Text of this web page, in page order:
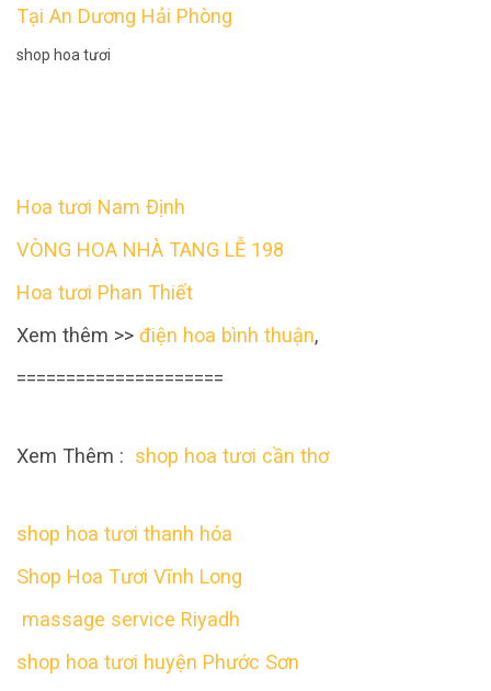
Tại An Dương Hải Phòng
shop hoa tươi
Hoa tươi Nam Định
VÒNG HOA NHÀ TANG LỄ 198
Hoa tươi Phan Thiết
Xem thêm >> điện hoa bình thuận,
=====================
Xem Thêm : shop hoa tươi cần thơ
shop hoa tươi thanh hóa
Shop Hoa Tươi Vĩnh Long
massage service Riyadh
shop hoa tươi huyện Phước Sơn